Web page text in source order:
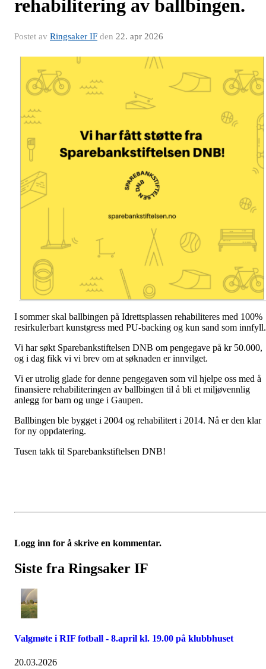
rehabilitering av ballbingen.
Postet av Ringsaker IF den 22. apr 2026
I sommer skal ballbingen på Idrettsplassen rehabiliteres med 100%
resirkulerbart kunstgress med PU-backing og kun sand som
Vi har søkt Sparebankstiftelsen DNB om pengegave på kr 50.000,
og i dag fikk vi vi brev om at søknaden er innvilget.
Vi er utrolig glade for denne pengegaven som vil hjelpe oss med å
finansiere rehabiliteringen av ballbingen til å bli et miljøvennlig
anlegg for barn og unge i Gaupen.
Ballbingen ble bygget i 2004 og rehabilitert i 2014. Nå er den klar
for ny oppdatering.
Tusen takk til Sparebankstiftelsen DNB!
Logg inn for å skrive en kommentar.
Siste fra Ringsaker IF
Valgmøte i RIF fotball - 8.april kl. 19.00 på klubbhuset
20.03.2026